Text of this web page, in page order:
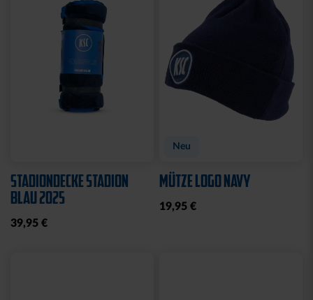
STADIONDECKE STADION
BLAU 2025
39,95 €
Neu
MÜTZE LOGO NAVY
19,95 €